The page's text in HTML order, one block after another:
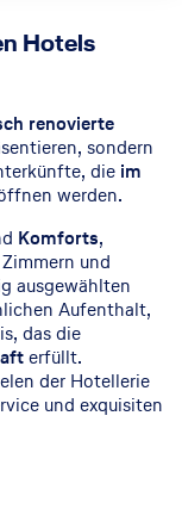
Hotels
renovierte
sondern
die im
werden.
Komforts,
und
ausgewählten
Aufenthalt,
das die
erfüllt.
der Hotellerie
und exquisiten